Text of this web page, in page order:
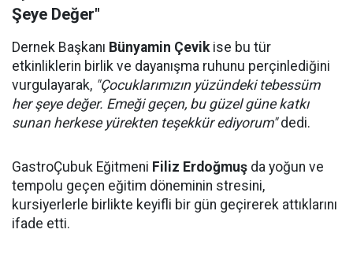
Şeye Değer"
Dernek Başkanı Bünyamin Çevikise bu tür
etkinliklerin birlik ve dayanışma ruhunu perçinlediğini
vurgulayarak, "Çocuklarımızın yüzündeki tebessüm
her şeye değer. Emeği geçen, bu güzel güne katkı
sunan herkese yürekten teşekkür ediyorum"dedi.
GastroÇubuk Eğitmeni Filiz Erdoğmuş da yoğun ve
tempolu geçen eğitim döneminin stresini,
kursiyerlerle birlikte keyifli bir gün geçirerek attıklarını
ifade etti.